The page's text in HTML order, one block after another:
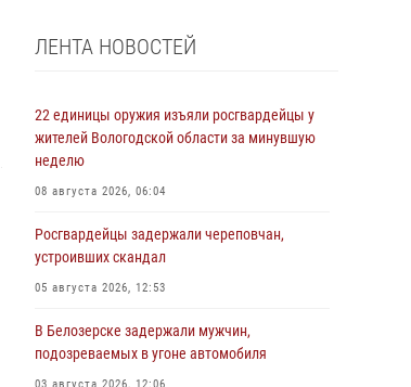
ЛЕНТА НОВОСТЕЙ
22 единицы оружия изъяли росгвардейцы у
жителей Вологодской области за минувшую
неделю
08 августа 2026, 06:04
Росгвардейцы задержали череповчан,
устроивших скандал
05 августа 2026, 12:53
В Белозерске задержали мужчин,
подозреваемых в угоне автомобиля